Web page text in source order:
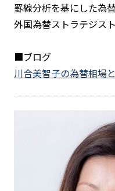
罫線分析を基にした為
外国為替ストラテジスト
■ブログ
川合美智子の為替相場